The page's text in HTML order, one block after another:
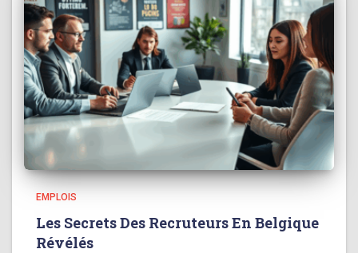
EMPLOIS
Les Secrets Des Recruteurs En Belgique
Révélés